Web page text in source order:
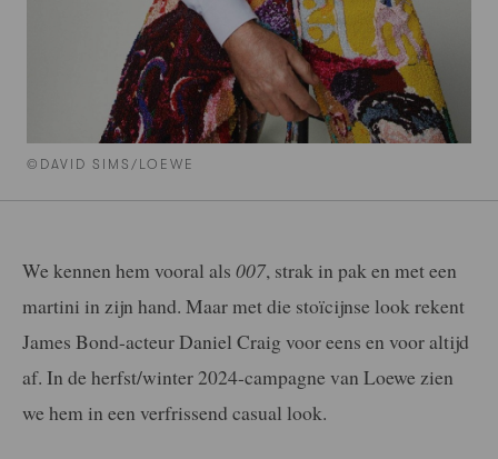
©DAVID SIMS/LOEWE
We kennen hem vooral als 007, strak in pak en met een
martini in zijn hand. Maar met die stoïcijnse look rekent
James Bond-acteur Daniel Craig voor eens en voor altijd
af. In de herfst/winter 2024-campagne van Loewe zien
we hem in een verfrissend casual look.